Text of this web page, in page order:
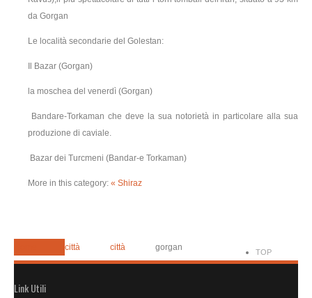
da Gorgan
Le località secondarie del Golestan:
Il Bazar (Gorgan)
la moschea del venerdì (Gorgan)
Bandare-Torkaman che deve la sua notorietà in particolare alla sua
produzione di caviale.
Bazar dei Turcmeni (Bandar-e Torkaman)
More in this category: « Shiraz
città città gorgan TOP
Link Utili